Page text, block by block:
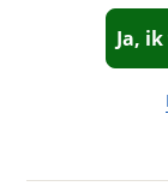
Ja,
aan!
je op
je op